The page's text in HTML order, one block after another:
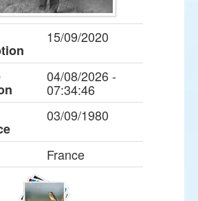
15/09/2020
04/08/2026 -
07:34:46
03/09/1980
France